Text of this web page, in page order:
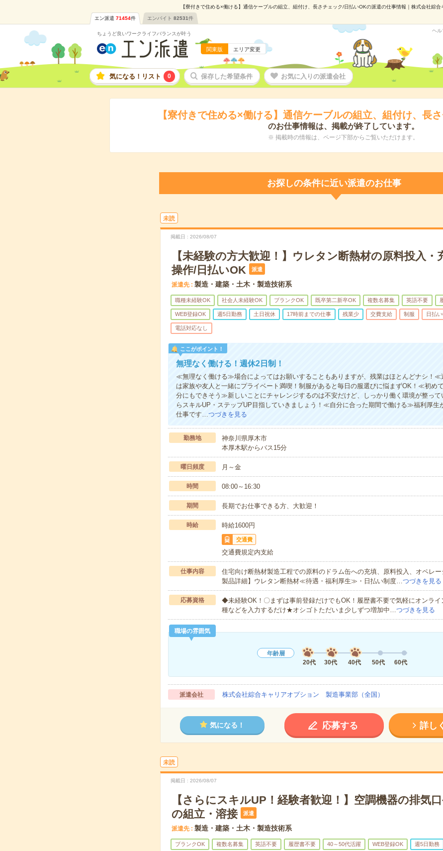
【寮付きで住める×働ける】通信ケーブルの組立、組付け、長さチェック/日払いOKの派遣の仕事情報｜株式会社綜
エン派遣 71454件 エンバイト 82531件
ちょうど良いワークライフバランスが叶う
関東版 エリア変更
ヘル
気になる！リスト 0 保存した希望条件 お気に入りの派遣会社
【寮付きで住める×働ける】通信ケーブルの組立、組付け、長
のお仕事情報は、掲載が終了しています。
※ 掲載時の情報は、ページ下部からご覧いただけます。
お探しの条件に近い派遣のお仕事
未読
掲載日 2026/08/07
【未経験の方大歓迎！】ウレタン断熱材の原料投入・
操作/日払いOK
派遣
派遣先 製造・建築・土木・製造技術系
職種未経験OK 社会人未経験OK ブランクOK 既卒第二新卒OK 複数名募集 英語不要
WEB登録OK 週5日勤務 土日祝休 17時前までの仕事 残業少 交費支給 制服 日払
電話対応なし
ここがポイント！
無理なく働ける！週休2日制！
≪無理なく働ける≫場合によってはお願いすることもありますが、残業はほとんどナシ！
は家族や友人と一緒にプライベート満喫！制服があると毎日の服選びに悩まずOK！≪初め
分にもできそう≫新しいことにチャレンジするのは不安だけど、しっかり働く環境が整って
らスキルUP・ステップUP目指していきましょう！≪自分に合った期間で働ける≫福利厚生
仕事です…つづきを見る
勤務地
神奈川県厚木市
本厚木駅からバス15分
曜日頻度 月～金
時間 08:00～16:30
期間 長期でお仕事できる方、大歓迎！
時給 時給1600円
交通費
交通費規定内支給
仕事内容
住宅向け断熱材製造工程での原料のドラム缶への充填、原料投入、オペレ
製品詳細】ウレタン断熱材≪待遇・福利厚生≫・日払い制度…つづきを見る
応募資格
◆未経験OK！〇まずは事前登録だけでもOK！履歴書不要で気軽にオンラ
種などを入力するだけ★オシゴトただいま少しずつ増加中…つづきを見る
職場の雰囲気
年齢層
20代
30代 40代 50代 60代
派遣会社 株式会社綜合キャリアオプション 製造事業部（全国）
気になる！ 応募する 詳し
未読
掲載日 2026/08/07
【さらにスキルUP！経験者歓迎！】空調機器の排気
の組立・溶接
派遣
派遣先 製造・建築・土木・製造技術系
ブランクOK 複数名募集 英語不要 履歴書不要 40～50代活躍 WEB登録OK 週5日勤務